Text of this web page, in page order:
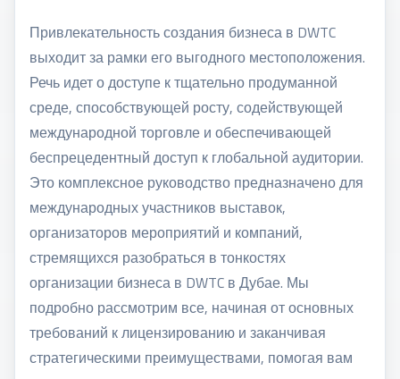
Привлекательность создания бизнеса в DWTC
выходит за рамки его выгодного местоположения.
Речь идет о доступе к тщательно продуманной
среде, способствующей росту, содействующей
международной торговле и обеспечивающей
беспрецедентный доступ к глобальной аудитории.
Это комплексное руководство предназначено для
международных участников выставок,
организаторов мероприятий и компаний,
стремящихся разобраться в тонкостях
организации бизнеса в DWTC в Дубае. Мы
подробно рассмотрим все, начиная от основных
требований к лицензированию и заканчивая
стратегическими преимуществами, помогая вам